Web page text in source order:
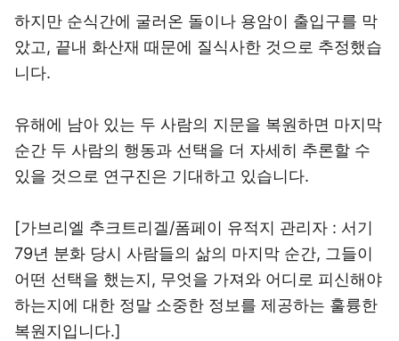
하지만 순식간에 굴러온 돌이나 용암이 출입구를 막
았고, 끝내 화산재 때문에 질식사한 것으로 추정했습
니다.
유해에 남아 있는 두 사람의 지문을 복원하면 마지막
순간 두 사람의 행동과 선택을 더 자세히 추론할 수
있을 것으로 연구진은 기대하고 있습니다.
[가브리엘 추크트리겔/폼페이 유적지 관리자 : 서기
79년 분화 당시 사람들의 삶의 마지막 순간, 그들이
어떤 선택을 했는지, 무엇을 가져와 어디로 피신해야
하는지에 대한 정말 소중한 정보를 제공하는 훌륭한
복원지입니다.]